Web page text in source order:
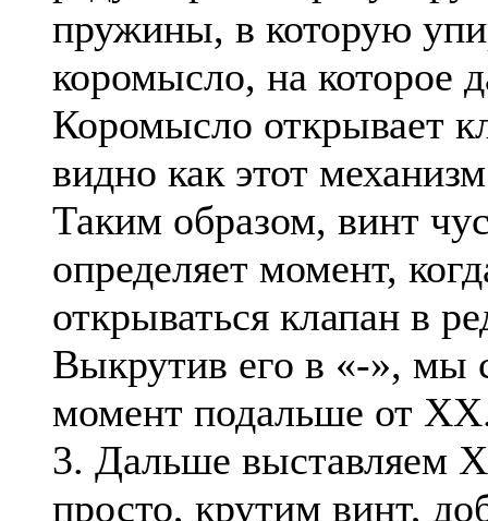
пружины, в которую
коромысло, на которое
Коромысло открывает
видно как этот
Таким образом, винт
определяет момент,
открываться клапан в
Выкрутив его в «-», мы
момент подальше от
3. Дальше выставляем
просто, крутим винт,